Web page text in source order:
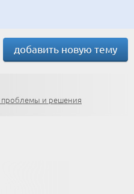
добавить новую тему
проблемы и решения